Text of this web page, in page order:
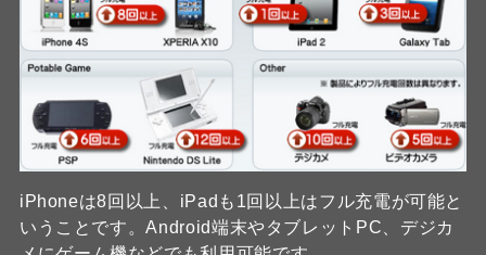
iPhoneは8回以上、iPadも1回以上はフル充電が可能と
いうことです。Android端末やタブレットPC、デジカ